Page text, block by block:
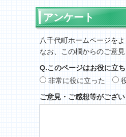
アンケート
八千代町ホームページを
なお、この欄からのご意
Q.このページはお役に立
非常に役に立った
ご意見・ご感想等がござ